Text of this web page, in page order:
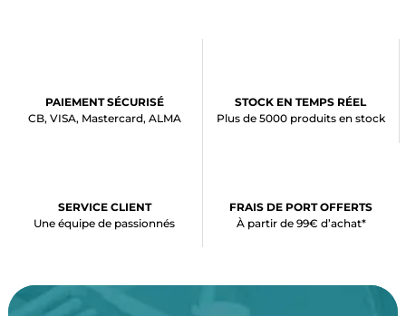
PAIEMENT SÉCURISÉ
CB, VISA, Mastercard, ALMA
STOCK EN TEMPS RÉEL
Plus de 5000 produits en stock
SERVICE CLIENT
Une équipe de passionnés
FRAIS DE PORT OFFERTS
À partir de 99€ d’achat*